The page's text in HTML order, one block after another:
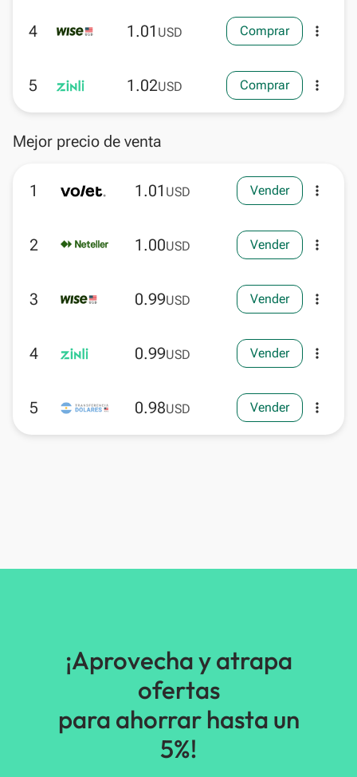
4 1.01 USD Comprar more_vert
5 1.02USD Comprar more_vert
Mejor precio de venta
1 1.01 USD Vender more_vert
2 1.00USD Vender more_vert
3 0.99USD Vender more_vert
4 0.99USD Vender more_vert
5 0.98USD Vender more_vert
¡Aprovecha y atrapa
ofertas
para ahorrar hasta un
5%!